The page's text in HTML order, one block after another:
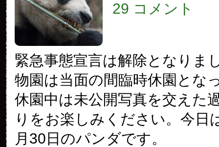
29 コメント
緊急事態宣言は解除となりま
物園は当面の間臨時休園とな
休園中は未公開写真を交えた
りをお楽しみください。今日
月30日のパンダです。